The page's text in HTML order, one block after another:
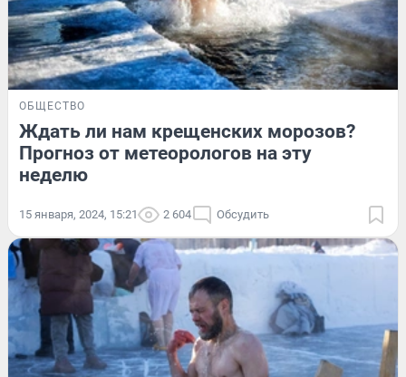
ОБЩЕСТВО
Ждать ли нам крещенских морозов?
Прогноз от метеорологов на эту
неделю
15 января, 2024, 15:21 2 604 Обсудить